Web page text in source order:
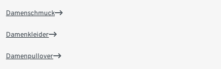
Damenschmuck
Damenkleider
Damenpullover